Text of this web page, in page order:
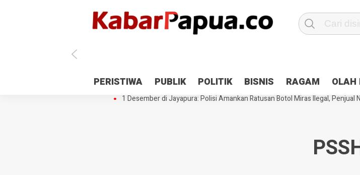
PERISTIWA PUBLIK POLITIK BISNIS RAGAM OLAH
Antisipasi 1 Desember, TNI Polri Patroli 2×24 jam di Kota Jayapura
Gedung Perpustakaan SMPN 5 Sentani Terbakar
Hibah Pilkada
1 Desember di Jayapura: Polisi Amankan Ratusan Botol Miras Ilegal, Penjual